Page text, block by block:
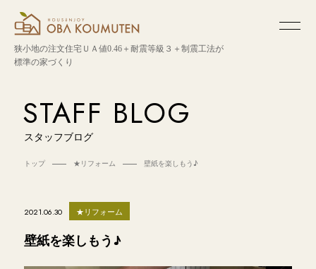
狭小地の注文住宅ＵＡ値0.46＋耐震等級３＋制震工法が
標準の家づくり
STAFF BLOG
スタッフブログ
トップ ★リフォーム 壁紙を楽しもう♪
2021.06.30 ★リフォーム
壁紙を楽しもう♪